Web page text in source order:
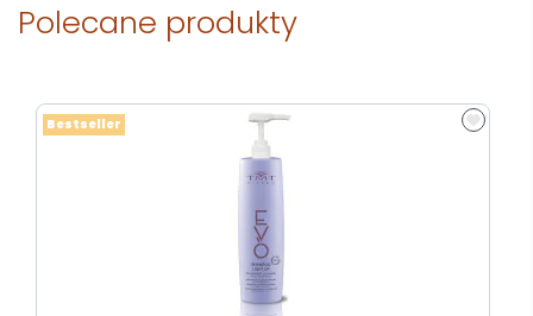
Polecane produkty
Bestseller